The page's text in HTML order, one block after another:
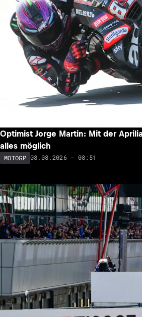
Optimist Jorge Martin: Mit der
alles möglich
MOTOGP 08.08.2026 - 08:51